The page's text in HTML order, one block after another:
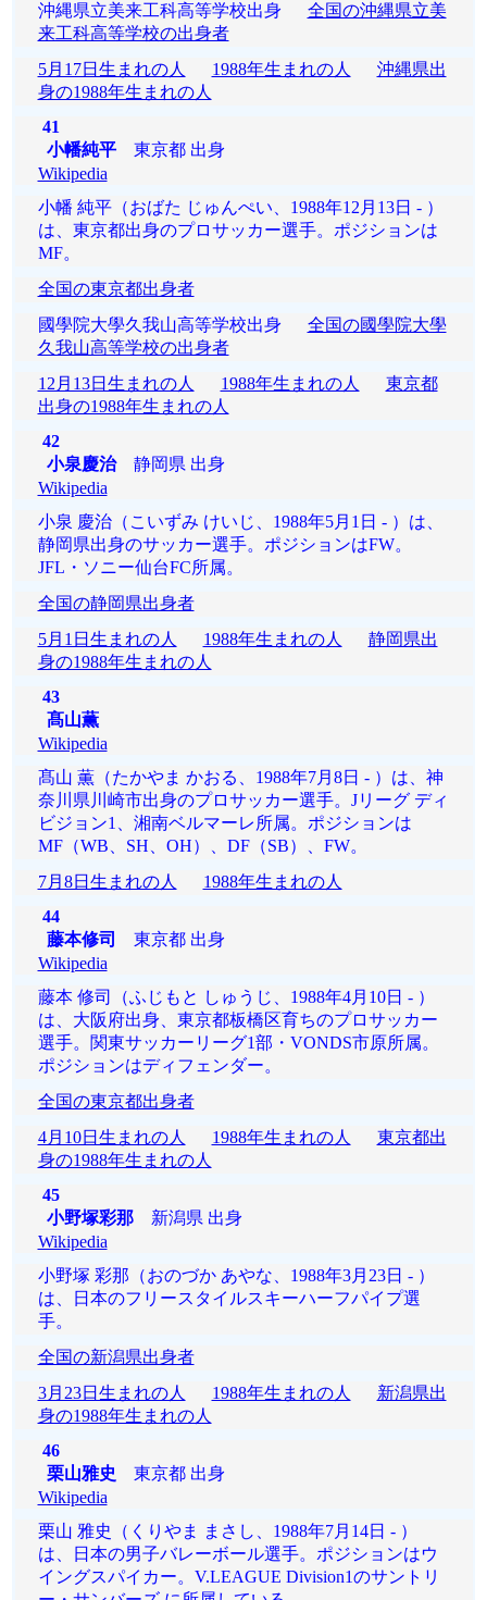
沖縄県立美来工科高等学校出身 全国の沖縄県立美
来工科高等学校の出身者
5月17日生まれの人
1988年生まれの人
沖縄県出
身の1988年生まれの人
41
小幡純平東京都 出身
Wikipedia
小幡 純平（おばた じゅんぺい、1988年12月13日 - ）
は、東京都出身のプロサッカー選手。ポジションは
MF。
全国の東京都出身者
國學院大學久我山高等学校出身 全国の國學院大學
久我山高等学校の出身者
12月13日生まれの人
1988年生まれの人
東京都
出身の1988年生まれの人
42
小泉慶治静岡県 出身
Wikipedia
小泉 慶治（こいずみ けいじ、1988年5月1日 - ）は、
静岡県出身のサッカー選手。ポジションはFW。
JFL・ソニー仙台FC所属。
全国の静岡県出身者
5月1日生まれの人
1988年生まれの人
静岡県出
身の1988年生まれの人
43
髙山薫
Wikipedia
髙山 薫（たかやま かおる、1988年7月8日 - ）は、神
奈川県川崎市出身のプロサッカー選手。Jリーグ ディ
ビジョン1、湘南ベルマーレ所属。ポジションは
MF（WB、SH、OH）、DF（SB）、FW。
7月8日生まれの人
1988年生まれの人
44
藤本修司
東京都 出身
Wikipedia
藤本 修司（ふじもと しゅうじ、1988年4月10日 - ）
は、大阪府出身、東京都板橋区育ちのプロサッカー
選手。関東サッカーリーグ1部・VONDS市原所属。
ポジションはディフェンダー。
全国の東京都出身者
4月10日生まれの人
1988年生まれの人
東京都出
身の1988年生まれの人
45
小野塚彩那新潟県 出身
Wikipedia
小野塚 彩那（おのづか あやな、1988年3月23日 - ）
は、日本のフリースタイルスキーハーフパイプ選
手。
全国の新潟県出身者
3月23日生まれの人
1988年生まれの人
新潟県出
身の1988年生まれの人
46
栗山雅史 東京都 出身
Wikipedia
栗山 雅史（くりやま まさし、1988年7月14日 - ）
は、日本の男子バレーボール選手。ポジションはウ
イングスパイカー。V.LEAGUE Division1のサントリ